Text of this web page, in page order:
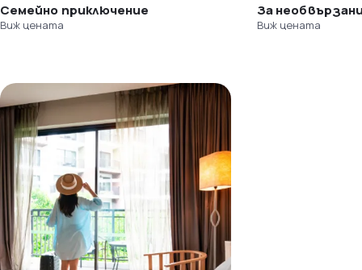
Семейно приключение
Виж цената
За
Виж цената